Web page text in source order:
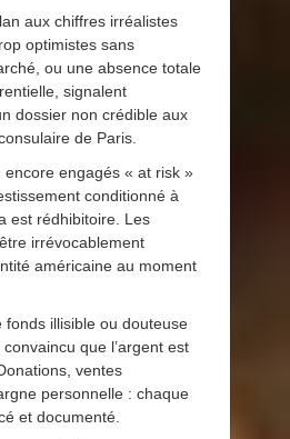
aux chiffres irréalistes
optimistes sans
ou une absence totale
signalent
dossier non crédible aux
de Paris.
engagés « at risk »
conditionné à
est rédhibitoire. Les
irrévocablement
américaine au moment
illisible ou douteuse
convaincu que l’argent est
ventes
personnelle : chaque
et documenté.